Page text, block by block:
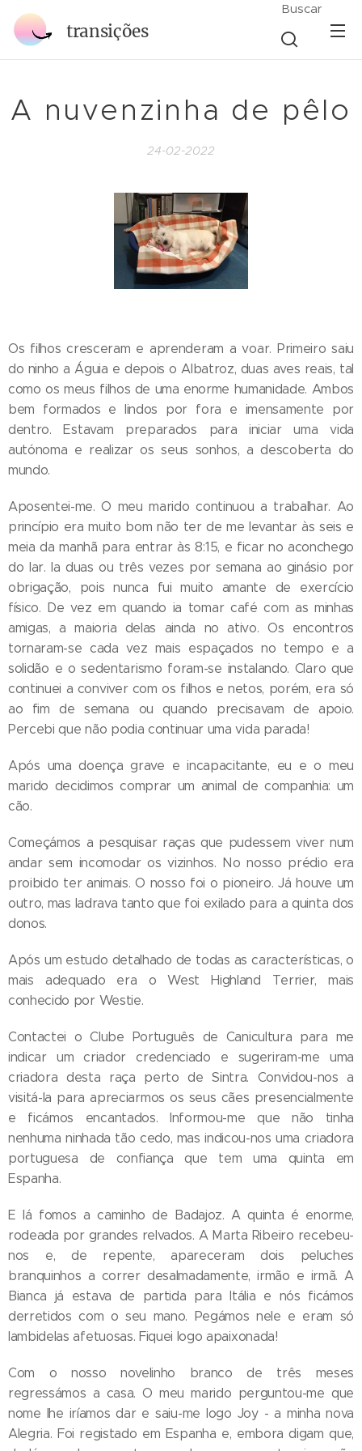
transições
Buscar
A nuvenzinha de pêlo
24-02-2022
Os filhos cresceram e aprenderam a voar. Primeiro saiu
do ninho a Águia e depois o Albatroz, duas aves reais, tal
como os meus filhos de uma enorme humanidade. Ambos
bem formados e lindos por fora e imensamente por
dentro. Estavam preparados para iniciar uma vida
autónoma e realizar os seus sonhos, a descoberta do
mundo.
Aposentei-me. O meu marido continuou a trabalhar. Ao
princípio era muito bom não ter de me levantar às seis e
meia da manhã para entrar às 8:15, e ficar no aconchego
do lar. Ia duas ou três vezes por semana ao ginásio por
obrigação, pois nunca fui muito amante de exercício
físico. De vez em quando ia tomar café com as minhas
amigas, a maioria delas ainda no ativo. Os encontros
tornaram-se cada vez mais espaçados no tempo e a
solidão e o sedentarismo foram-se instalando. Claro que
continuei a conviver com os filhos e netos, porém, era só
ao fim de semana ou quando precisavam de apoio.
Percebi que não podia continuar uma vida parada!
Após uma doença grave e incapacitante, eu e o meu
marido decidimos comprar um animal de companhia: um
cão.
Começámos a pesquisar raças que pudessem viver num
andar sem incomodar os vizinhos. No nosso prédio era
proibido ter animais. O nosso foi o pioneiro. Já houve um
outro, mas ladrava tanto que foi exilado para a quinta dos
donos.
Após um estudo detalhado de todas as características, o
mais adequado era o West Highland Terrier, mais
conhecido por Westie.
Contactei o Clube Português de Canicultura para me
indicar um criador credenciado e sugeriram-me uma
criadora desta raça perto de Sintra. Convidou-nos a
visitá-la para apreciarmos os seus cães presencialmente
e ficámos encantados. Informou-me que não tinha
nenhuma ninhada tão cedo, mas indicou-nos uma criadora
portuguesa de confiança que tem uma quinta em
Espanha.
E lá fomos a caminho de Badajoz. A quinta é enorme,
rodeada por grandes relvados. A Marta Ribeiro recebeu-
nos e, de repente, apareceram dois peluches
branquinhos a correr desalmadamente, irmão e irmã. A
Bianca já estava de partida para Itália e nós ficámos
derretidos com o seu mano. Pegámos nele e eram só
lambidelas afetuosas. Fiquei logo apaixonada!
Com o nosso novelinho branco de três meses
regressámos a casa. O meu marido perguntou-me que
nome lhe iríamos dar e saiu-me logo Joy - a minha nova
Alegria. Foi registado em Espanha e, embora digam que,